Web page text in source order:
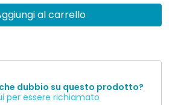
al carrello
dubbio su questo prodotto?
per essere richiamato